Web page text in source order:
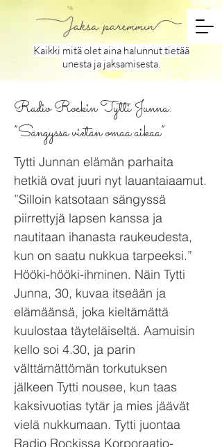
Kaikki mitä olet aina halunnut tietää
unesta ja jaksamisesta.
Radio Rockin Tytti Junna:
”Sängyssä vietän omaa aikaa”
Tytti Junnan elämän parhaita
hetkiä ovat juuri nyt lauantaiaamut.
”Silloin katsotaan sängyssä
piirrettyjä lapsen kanssa ja
nautitaan ihanasta raukeudesta,
kun on saatu nukkua tarpeeksi.”
Hööki-hööki-ihminen. Näin Tytti
Junna, 30, kuvaa itseään ja
elämäänsä, joka kieltämättä
kuulostaa täyteläiseltä. Aamuisin
kello soi 4.30, ja parin
välttämättömän torkutuksen
jälkeen Tytti nousee, kun taas
kaksivuotias tytär ja mies jäävät
vielä nukkumaan. Tytti juontaa
Radio Rockissa Korporaatio-